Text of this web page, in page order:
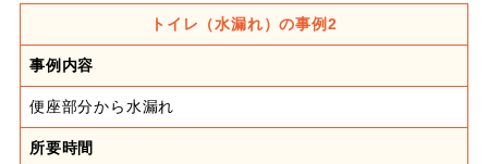
トイレ（水漏れ）の事例2
事例内容
便座部分から水漏れ
所要時間